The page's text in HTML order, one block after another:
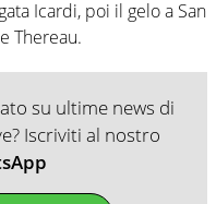
Icardi, poi il gelo a San
Thereau.
su ultime news di
Iscriviti al nostro